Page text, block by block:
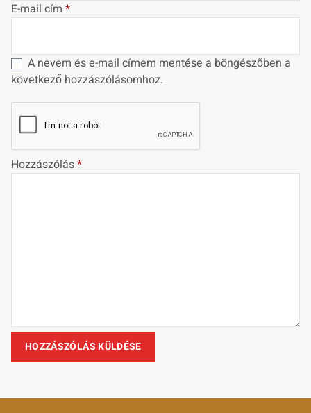
E-mail cím *
A nevem és e-mail címem mentése a böngészőben a
következő hozzászólásomhoz.
Hozzászólás*